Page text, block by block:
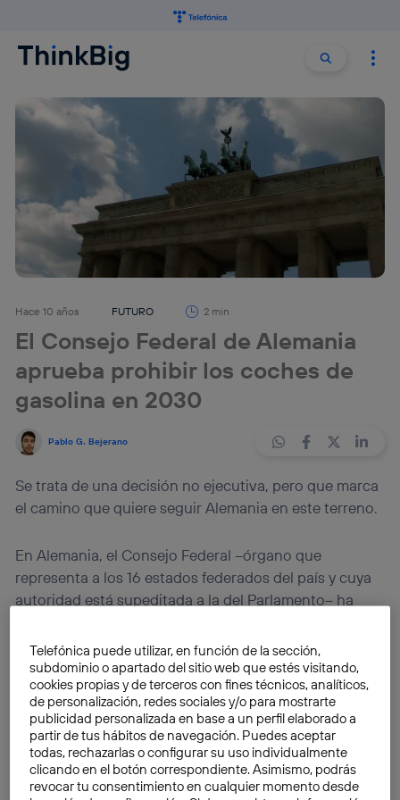
Buscar
Hace 10 años FUTURO 2 min
El Consejo Federal de Alemania
aprueba prohibir los coches de
gasolina en 2030
Pablo G. Bejerano
Se trata de una decisión no ejecutiva, pero que marca
el camino que quiere seguir Alemania en este terreno.
En Alemania, el Consejo Federal –órgano que
representa a los 16 estados federados del país y cuya
autoridad está supeditada a la del Parlamento– ha
coches de gasolina y diésel para el año 2030
decisión no tiene carácter de ley como tal, pero sí
indica la dirección que quiere seguir el país bávaro en
lo que se refiere a los coches de combustión interna y
a los eléctricos.
Y es que una resolución de este tipo no es otra cosa
Telefónica puede utilizar, en función de la sección,
subdominio o apartado del sitio web que estés visitando,
cookies propias y de terceros con fines técnicos, analíticos,
de personalización, redes sociales y/o para mostrarte
publicidad personalizada en base a un perfil elaborado a
partir de tus hábitos de navegación. Puedes aceptar
todas, rechazarlas o configurar su uso individualmente
clicando en el botón correspondiente. Asimismo, podrás
revocar tu consentimiento en cualquier momento desde